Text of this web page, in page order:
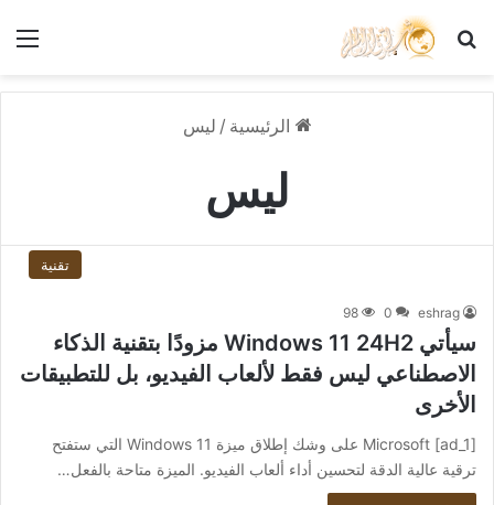
بحث عن
الرئيسية / ليس
ليس
تقنية
eshrag
0
98
سيأتي Windows 11 24H2 مزودًا بتقنية الذكاء
الاصطناعي ليس فقط لألعاب الفيديو، بل للتطبيقات
الأخرى
[ad_1] Microsoft على وشك إطلاق ميزة Windows 11 التي ستفتح
ترقية عالية الدقة لتحسين أداء ألعاب الفيديو. الميزة متاحة بالفعل…